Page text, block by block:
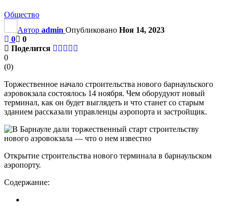
Общество
Автор admin Опубликовано Ноя 14, 2023
0
0
Поделится
0
(0)
Торжественное начало строительства нового барнаульского
аэровокзала состоялось 14 ноября. Чем оборудуют новый
терминал, как он будет выглядеть и что станет со старым
зданием рассказали управленцы аэропорта и застройщик.
Открытие строительства нового терминала в барнаульском
аэропорту.
Содержание: